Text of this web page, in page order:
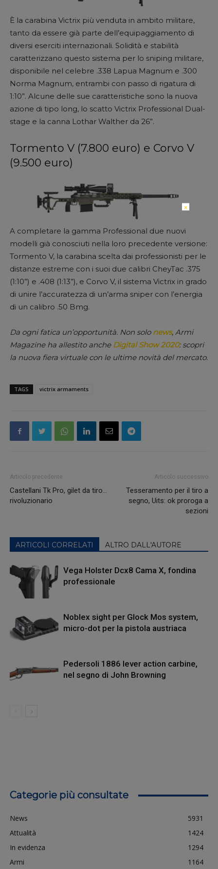
È la carabina Victrix più venduta in ambito militare,
tanto da essere già parte dell’equipaggiamento di
diversi eserciti internazionali. Solidità e stabilità
caratterizzano questo sistema per lo sniping militare,
disponibile nel celebre .338 Lapua Magnum e .300
Norma Magnum, entrambi con passo di rigatura di
1:10”. Alcune delle sue caratteristiche sono la nuova
azione di tipo long, lo scatto Victrix Professional Dual-
stage e la canna Lothar Walther da 26”.
Tormento V (7.800 euro) e Corvo V
(9.500 euro)
A completare la gamma Professional due nuovi
modelli già conosciuti nella loro precedente versione:
Tormento V, la carabina scelta dai professionisti per le
distanze estreme con i suoi due calibri CheyTac .375
(1:10”) e .408 (1:13”), e Corvo V, il sistema Victrix in grado
di unire l’accuratezza di un’arma sniper con l’energia
di un calibro .50 Bmg.
Da ogni fatica un’opportunità. Non solo news, Armi
Magazine ha allestito anche Digital Show 2020: scopri
la nuova fiera virtuale con le ultime novità del mercato.
TAGS victrix armaments
Articolo precedente
Castellani Tk Pro, gilet da tiro…
rivoluzionario
Articolo successivo
Tesseramento per il tiro a
segno, Uits: ok proroga a
sezioni
ARTICOLI CORRELATI ALTRO DALL'AUTORE
Vega Holster Dcx8 Cama X, fondina
professionale
Noblex sight per Glock Mos system,
micro-dot per la pistola austriaca
Pedersoli 1886 lever action carbine,
nel segno di John Browning
Categorie più consultate
News
5931
Attualità
1424
In evidenza
1294
Armi
1164
×